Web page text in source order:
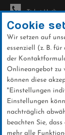
Direkt
zum
Inhalt
Ticket-
News
Cookie
Wir setzen auf
essenziell (z. B.
der
Onlineangebot zu
können diese
"Einstellungen
Einstellungen
nachträglich
beachten Sie,
mehr alle